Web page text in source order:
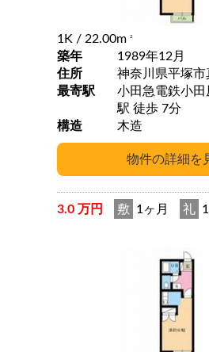
1K / 22.00m 2
築年
1989年12月
住所
神奈川県平塚市
最寄駅
小田急電鉄小
駅 徒歩 7分
構造
木造
3.0 万円 敷 1ヶ月 礼